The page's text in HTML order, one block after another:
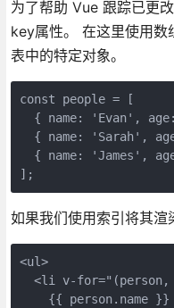
为了帮助 Vue 跟踪已更
key属性。 在这里使用数
表中的特定对象。
const people = [
{ name: 'Evan',
{ name: 'Sarah',
{ name: 'James',
如果我们使用索引将其渲
<ul>
<li v-for="(person,
{{ person.name }}